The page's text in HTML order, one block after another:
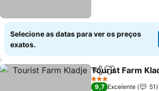
Selecione as datas para ver os preços
exatos.
PartilharAdicionar
Tourist Farm
3 Estrelas
9,7 Excelente
51